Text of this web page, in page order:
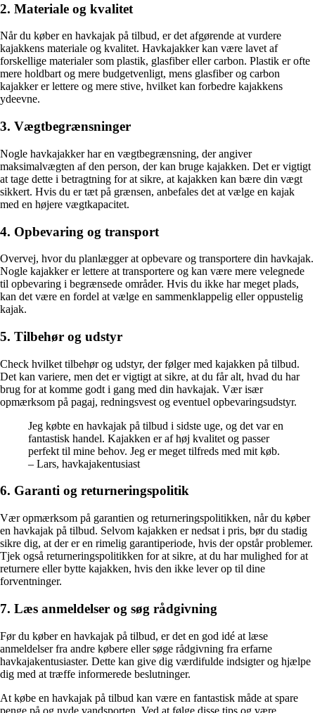
2. Materiale og kvalitet
Når du køber en havkajak på tilbud, er det afgørende at vurdere
kajakkens materiale og kvalitet. Havkajakker kan være lavet af
forskellige materialer som plastik, glasfiber eller carbon. Plastik er ofte
mere holdbart og mere budgetvenligt, mens glasfiber og carbon
kajakker er lettere og mere stive, hvilket kan forbedre kajakkens
ydeevne.
3. Vægtbegrænsninger
Nogle havkajakker har en vægtbegrænsning, der angiver
maksimalvægten af den person, der kan bruge kajakken. Det er vigtigt
at tage dette i betragtning for at sikre, at kajakken kan bære din vægt
sikkert. Hvis du er tæt på grænsen, anbefales det at vælge en kajak
med en højere vægtkapacitet.
4. Opbevaring og transport
Overvej, hvor du planlægger at opbevare og transportere din havkajak.
Nogle kajakker er lettere at transportere og kan være mere velegnede
til opbevaring i begrænsede områder. Hvis du ikke har meget plads,
kan det være en fordel at vælge en sammenklappelig eller oppustelig
kajak.
5. Tilbehør og udstyr
Check hvilket tilbehør og udstyr, der følger med kajakken på tilbud.
Det kan variere, men det er vigtigt at sikre, at du får alt, hvad du har
brug for at komme godt i gang med din havkajak. Vær især
opmærksom på pagaj, redningsvest og eventuel opbevaringsudstyr.
Jeg købte en havkajak på tilbud i sidste uge, og det var en
fantastisk handel. Kajakken er af høj kvalitet og passer
perfekt til mine behov. Jeg er meget tilfreds med mit køb.
– Lars, havkajakentusiast
6. Garanti og returneringspolitik
Vær opmærksom på garantien og returneringspolitikken, når du køber
en havkajak på tilbud. Selvom kajakken er nedsat i pris, bør du stadig
sikre dig, at der er en rimelig garantiperiode, hvis der opstår problemer.
Tjek også returneringspolitikken for at sikre, at du har mulighed for at
returnere eller bytte kajakken, hvis den ikke lever op til dine
forventninger.
7. Læs anmeldelser og søg rådgivning
Før du køber en havkajak på tilbud, er det en god idé at læse
anmeldelser fra andre købere eller søge rådgivning fra erfarne
havkajakentusiaster. Dette kan give dig værdifulde indsigter og hjælpe
dig med at træffe informerede beslutninger.
At købe en havkajak på tilbud kan være en fantastisk måde at spare
penge på og nyde vandsporten. Ved at følge disse tips og være